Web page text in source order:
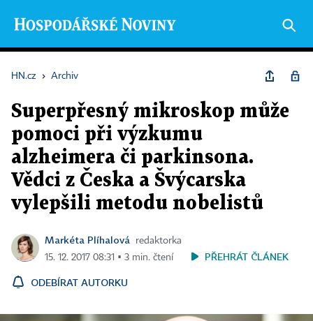
HN.cz › Archiv
Superpřesný mikroskop může
pomoci při výzkumu
alzheimera či parkinsona.
Vědci z Česka a Švýcarska
vylepšili metodu nobelistů
Markéta Plíhalová
redaktorka
15. 12. 2017 08:31 ▪ 3 min. čtení
PŘEHRÁT ČLÁNEK
ODEBÍRAT AUTORKU